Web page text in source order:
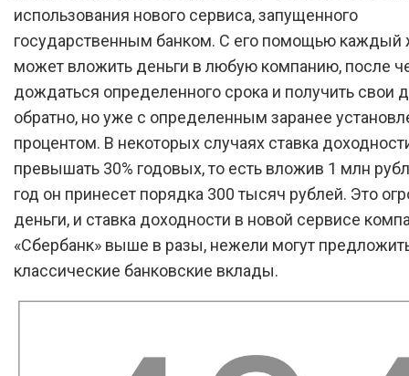
использования нового сервиса, запущенного
государственным банком. С его помощью
может вложить деньги в любую компанию, после
дождаться определенного срока и получить свои
обратно, но уже с определенным заранее
процентом. В некоторых случаях ставка
превышать 30% годовых, то есть вложив 1 млн
год он принесет порядка 300 тысяч рублей. Это
деньги, и ставка доходности в новой сервисе
«Сбербанк» выше в разы, нежели могут
классические банковские вклады.